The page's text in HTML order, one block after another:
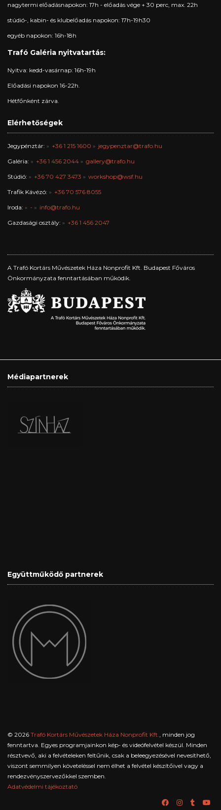
nagytermi előadásnapokon: 17h - előadás vége + 30 perc, max. 22h
stúdió-, kabin- és klubelőadás napokon: 17h-19h30
egyéb napokon: 16h-18h
Trafó Galéria nyitvatartás:
Nyitva: kedd-vasárnap: 16h-19h
Előadási napokon 16-22h.
Hétfőnként zárva.
Elérhetőségek
Jegypénztár: +36 1 215 1600 jegypenztar@trafo.hu
Galéria: +36 1 456 2044 gallery@trafo.hu
Stúdió: +36 70 427 3473 workshop@wsf.hu
Trafik Kávézó: +36 70 576 8055
Iroda: - info@trafo.hu
Gazdasági osztály: +36 1 456 2047
A Trafó Kortárs Művészetek Háza Nonprofit Kft. Budapest Főváros
Önkormányzata fenntartásában működik.
Médiapartnerek
Együttműködő partnerek
© 2026 Trafó Kortárs Művészetek Háza Nonprofit Kft.
, minden jog
fenntartva. Egyes programjainkon kép- és videófelvétel készül. Minden
résztvevő, aki a felvételeken feltűnik, csak a beleegyezésével nevesíthető,
viszont semmilyen követeléssel nem élhet a felvétel készítőivel vagy a
rendezvényszervezőkkel szemben.
Adatvédelmi tájékoztató